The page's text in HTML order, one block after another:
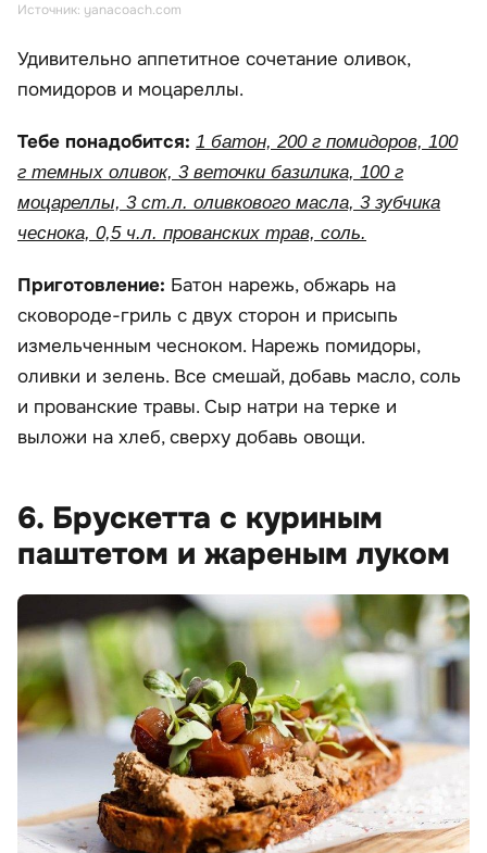
Источник: yanacoach.com
Удивительно аппетитное сочетание оливок,
помидоров и моцареллы.
Тебе понадобится: 1 батон, 200 г помидоров, 100
г темных оливок, 3 веточки базилика, 100 г
моцареллы, 3 ст.л. оливкового масла, 3 зубчика
чеснока, 0,5 ч.л. прованских трав, соль.
Приготовление: Батон нарежь, обжарь на
сковороде-гриль с двух сторон и присыпь
измельченным чесноком. Нарежь помидоры,
оливки и зелень. Все смешай, добавь масло, соль
и прованские травы. Сыр натри на терке и
выложи на хлеб, сверху добавь овощи.
6. Брускетта с куриным
паштетом и жареным луком